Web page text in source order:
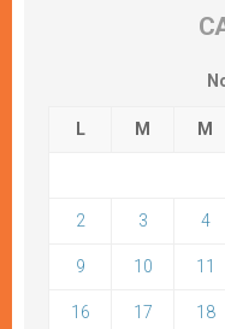
L M M
2 3 4
9 10 11
16 17 18